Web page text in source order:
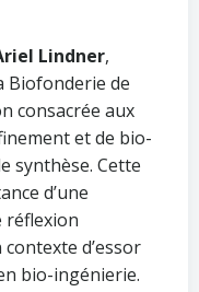
Lindner,
Biofonderie de
consacrée aux
et de bio-
synthèse. Cette
d’une
réflexion
d’essor
bio-ingénierie.